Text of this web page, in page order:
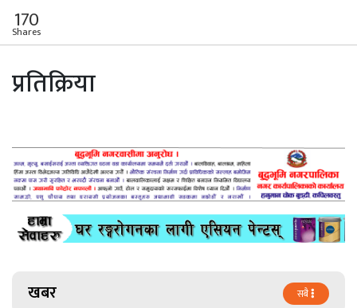
170
Shares
प्रतिक्रिया
खबर सबै